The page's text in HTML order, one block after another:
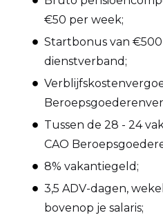
€50 per week;
Startbonus van
dienstverband;
Tussen de 28 - 24
CAO
8% vakantiegeld;
3,5 ADV-dagen,
bovenop je salaris;